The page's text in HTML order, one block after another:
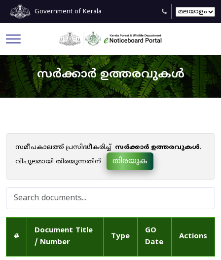
Government of Kerala
സർക്കാർ ഉത്തരവുകൾ
സമീപകാലത്ത് പ്രസിദ്ധീകരിച്ച് സർക്കാർ ഉത്തരവുകൾ.
വിപുലമായി തിരയുന്നതിന്
തിരയുക
#
Document Title
/ Number
Type
GO
Date
Actions